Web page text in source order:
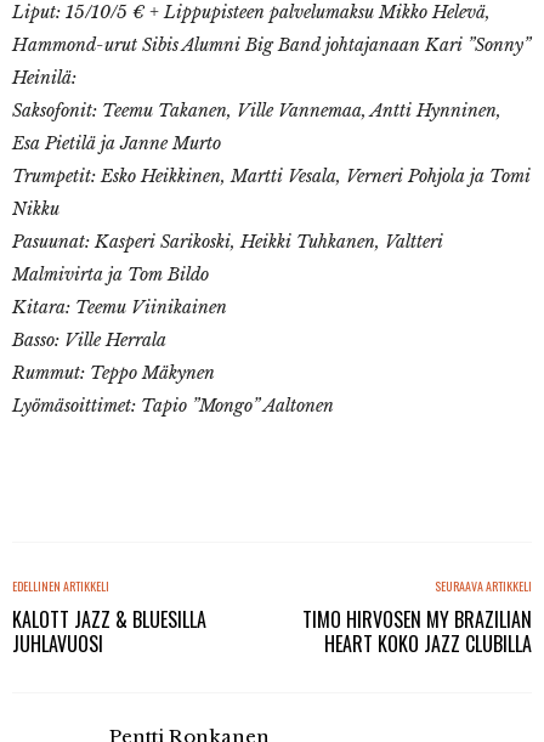
Liput: 15/10/5 € + Lippupisteen palvelumaksu Mikko Helevä,
Hammond-urut Sibis Alumni Big Band johtajanaan Kari ”Sonny”
Heinilä:
Saksofonit: Teemu Takanen, Ville Vannemaa, Antti Hynninen,
Esa Pietilä ja Janne Murto
Trumpetit: Esko Heikkinen, Martti Vesala, Verneri Pohjola ja Tomi
Nikku
Pasuunat: Kasperi Sarikoski, Heikki Tuhkanen, Valtteri
Malmivirta ja Tom Bildo
Kitara: Teemu Viinikainen
Basso: Ville Herrala
Rummut: Teppo Mäkynen
Lyömäsoittimet: Tapio ”Mongo” Aaltonen
EDELLINEN ARTIKKELI
KALOTT JAZZ & BLUESILLA
JUHLAVUOSI
SEURAAVA ARTIKKELI
TIMO HIRVOSEN MY BRAZILIAN
HEART KOKO JAZZ CLUBILLA
Pentti Ronkanen